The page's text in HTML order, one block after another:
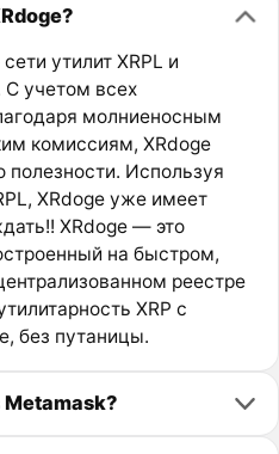
утилит XRPL и
С учетом всех
молниеносным
комиссиям, XRdoge
полезности. Используя
XRdoge уже имеет
XRdoge — это
на быстром,
реестре
XRP с
без путаницы.
Metamask?